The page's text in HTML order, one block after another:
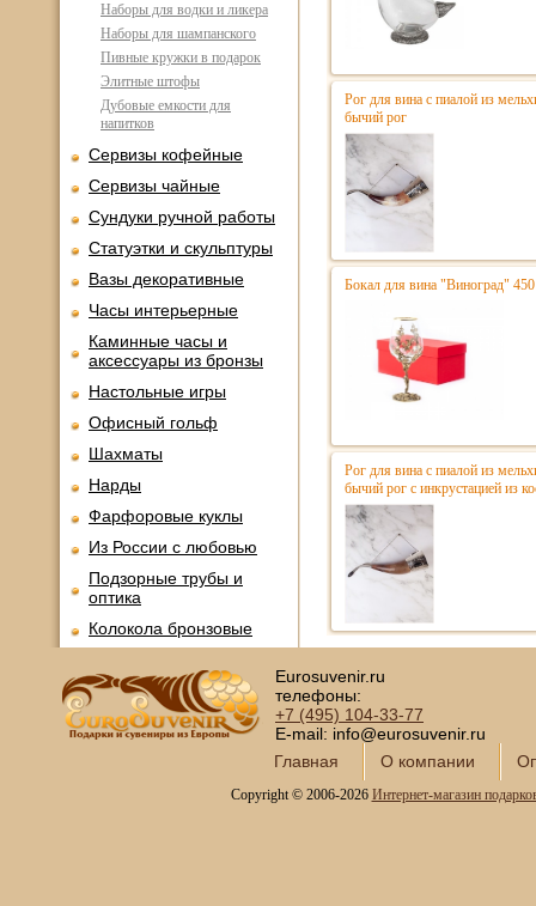
Наборы для водки и ликера
Наборы для шампанского
Пивные кружки в подарок
Элитные штофы
Дубовые емкости для
напитков
Сервизы кофейные
Сервизы чайные
Сундуки ручной работы
Статуэтки и скульптуры
Вазы декоративные
Часы интерьерные
Каминные часы и
аксессуары из бронзы
Настольные игры
Офисный гольф
Шахматы
Нарды
Фарфоровые куклы
Из России с любовью
Подзорные трубы и
оптика
Колокола бронзовые
оружия
Предметы интерьера
Православные подарки
Открытки и конверты для
Рог для вина с пиалой из
бычий рог
Бокал для вина "Виноград"
Рог для вина с пиалой из
бычий рог c инкрустацией из
Eurosuvenir.ru
телефоны:
+7 (495) 104-33-77
E-mail: info@eurosuvenir.ru
Главная
О компании
Copyright © 2006-2026 Интернет-магазин